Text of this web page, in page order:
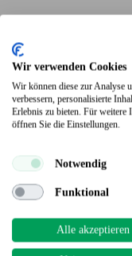
Terrassendielen
Wir verwenden Cookies
Wir können diese zur Analyse
verbessern, personalisierte
Erlebnis zu bieten. Für weitere
öffnen Sie die Einstellungen.
Notwendig
Funktional
Alle akzeptieren